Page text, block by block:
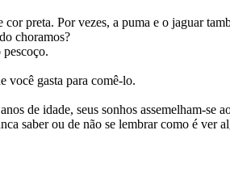
preta. Por vezes, a puma e o jaguar
choramos?
você gasta para comê-lo.
de idade, seus sonhos assemelham-
saber ou de não se lembrar como é ver